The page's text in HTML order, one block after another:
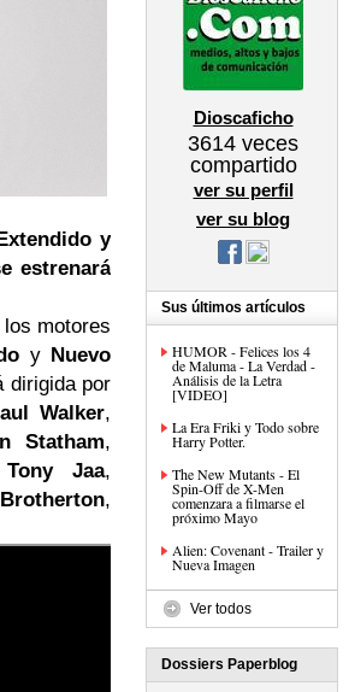
y
estrenará
motores
y Nuevo
dirigida por
Walker,
Statham,
Tony Jaa,
,
Dioscaficho
3614 veces
compartido
ver su perfil
ver su blog
Sus últimos artículos
HUMOR - Felices los 4
de Maluma - La Verdad -
Análisis de la Letra
[VIDEO]
La Era Friki y Todo sobre
Harry Potter.
The New Mutants - El
Spin-Off de X-Men
comenzara a filmarse el
próximo Mayo
Alien: Covenant - Trailer y
Nueva Imagen
Ver todos
Dossiers Paperblog